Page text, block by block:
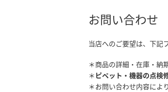
お問い合わせ
当店へのご要望は、下記
＊商品の詳細・在庫・納
＊ ピペット・機器の点検
＊お問い合わせ内容によ